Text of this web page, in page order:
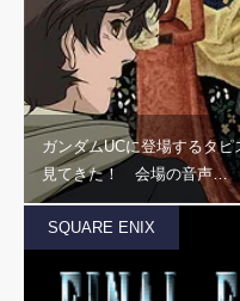
ガンダムUCに登場するタ
見てきた！ 会場の音声…
SQUARE ENIX